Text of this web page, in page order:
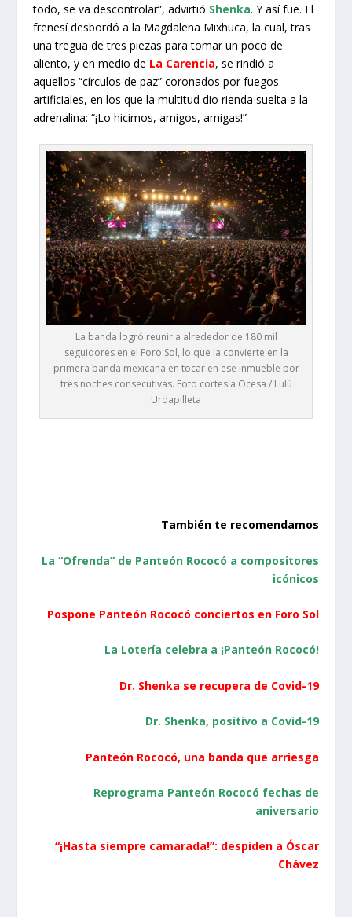
todo, se va descontrolar”, advirtió Shenka. Y así fue. El
frenesí desbordó a la Magdalena Mixhuca, la cual, tras
una tregua de tres piezas para tomar un poco de
aliento, y en medio de La Carencia, se rindió a
aquellos “círculos de paz” coronados por fuegos
artificiales, en los que la multitud dio rienda suelta a la
adrenalina: “¡Lo hicimos, amigos, amigas!”
La banda logró reunir a alrededor de 180 mil
seguidores en el Foro Sol, lo que la convierte en la
primera banda mexicana en tocar en ese inmueble por
tres noches consecutivas. Foto cortesía Ocesa / Lulú
Urdapilleta
También te recomendamos
La “Ofrenda” de Panteón Rococó a compositores
icónicos
Pospone Panteón Rococó conciertos en Foro Sol
La Lotería celebra a ¡Panteón Rococó!
Dr. Shenka se recupera de Covid-19
Dr. Shenka, positivo a Covid-19
Panteón Rococó, una banda que arriesga
Reprograma Panteón Rococó fechas de
aniversario
“¡Hasta siempre camarada!”: despiden a Óscar
Chávez